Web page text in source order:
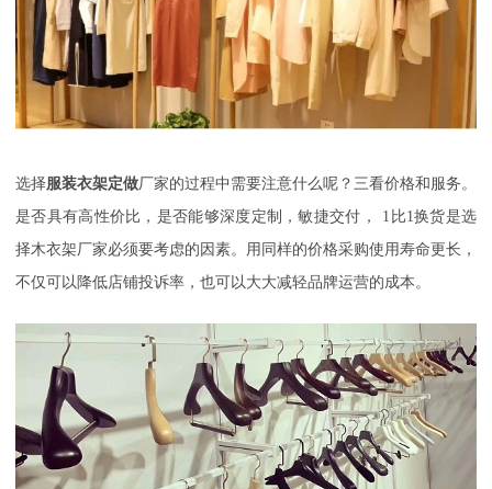
选择服装衣架定做厂家的过程中需要注意什么呢？ 三看价格和服务。
是否具有高性价比，是否能够深度定制，敏捷交付，
1 比1换货是选
择木衣架厂家必须要考虑的因素。用同样的价格采购使用寿命更长，
不仅可以降低店铺投诉率，也可以大大减轻品牌运营的成本。